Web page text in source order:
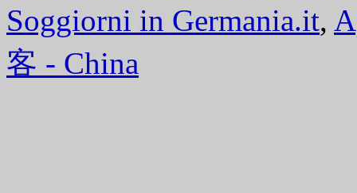
Soggiorni in Germania.it,
客 - China